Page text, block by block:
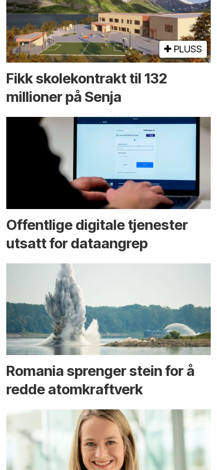
PLUSS
Fikk skole­kontrakt til 132
millioner på Senja
Offentlige digitale tjenester
utsatt for dataangrep
Romania sprenger stein for å
redde atomkraftverk